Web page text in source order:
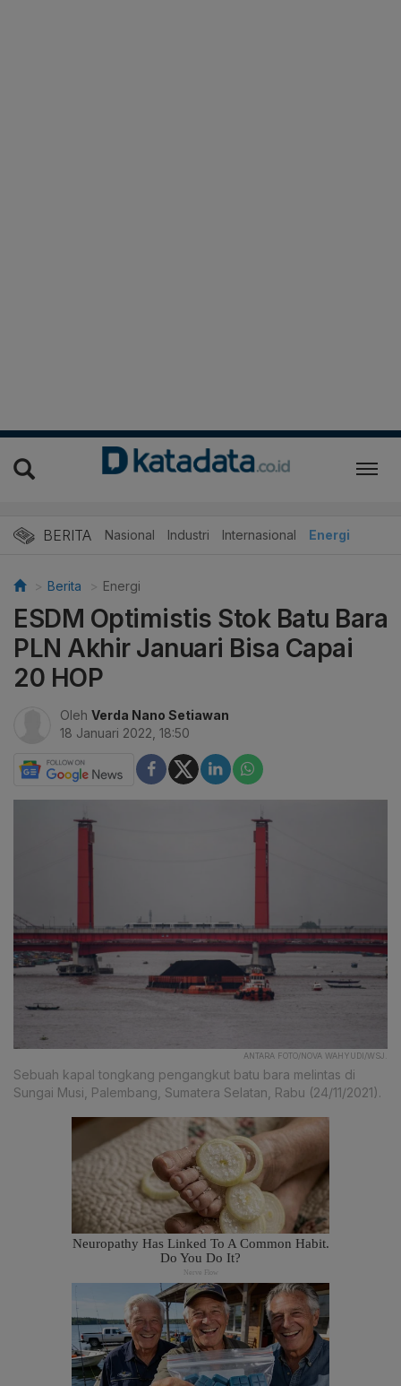
BERITA Nasional Industri Internasional Energi
Berita Energi
ESDM Optimistis Stok Batu Bara
PLN Akhir Januari Bisa Capai
20 HOP
Oleh Verda Nano Setiawan
18 Januari 2022, 18:50
ANTARA FOTO/NOVA WAHYUDI/WSJ.
Sebuah kapal tongkang pengangkut batu bara melintas di
Sungai Musi, Palembang, Sumatera Selatan, Rabu (24/11/2021).